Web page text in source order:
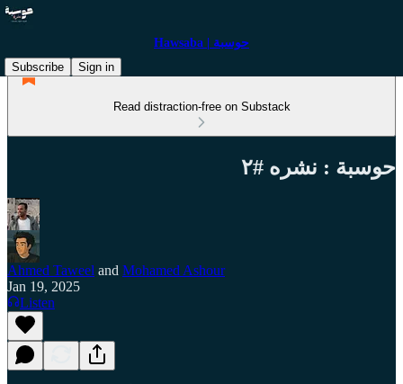
Hawsaba | حوسبة
Subscribe
Sign in
Read distraction-free on Substack
حوسبة : نشره #٢
Ahmed Taweel and Mohamed Ashour
Jan 19, 2025
Listen